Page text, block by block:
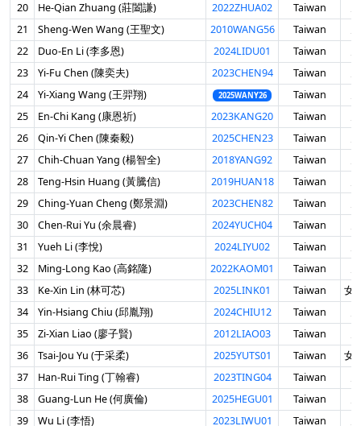
20
He-Qian Zhuang (莊闔謙) 2022ZHUA02 Taiwan
21
Sheng-Wen Wang (王聖文) 2010WANG56 Taiwan
22
Duo-En Li (李多恩) 2024LIDU01 Taiwan
23
Yi-Fu Chen (陳奕夫) 2023CHEN94 Taiwan
24
Yi-Xiang Wang (王羿翔) 2025WANY26 Taiwan
25
En-Chi Kang (康恩祈) 2023KANG20 Taiwan
26
Qin-Yi Chen (陳秦毅) 2025CHEN23 Taiwan
27
Chih-Chuan Yang (楊智全) 2018YANG92 Taiwan
28
Teng-Hsin Huang (黃騰信) 2019HUAN18 Taiwan
29
Ching-Yuan Cheng (鄭景淵) 2023CHEN82 Taiwan
30
Chen-Rui Yu (余晨睿) 2024YUCH04 Taiwan
31
Yueh Li (李悅) 2024LIYU02 Taiwan
32
Ming-Long Kao (高銘隆) 2022KAOM01 Taiwan
33
Ke-Xin Lin (林可芯) 2025LINK01 Taiwan
女
34
Yin-Hsiang Chiu (邱胤翔) 2024CHIU12 Taiwan
35
Zi-Xian Liao (廖子賢) 2012LIAO03 Taiwan
36
Tsai-Jou Yu (于采柔) 2025YUTS01 Taiwan
女
37
Han-Rui Ting (丁翰睿) 2023TING04 Taiwan
38
Guang-Lun He (何廣倫) 2025HEGU01 Taiwan
39
Wu Li (李悟) 2023LIWU01 Taiwan